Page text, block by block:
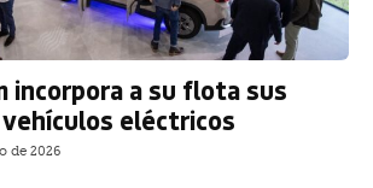
incorpora a su flota sus
eléctricos
de 2026